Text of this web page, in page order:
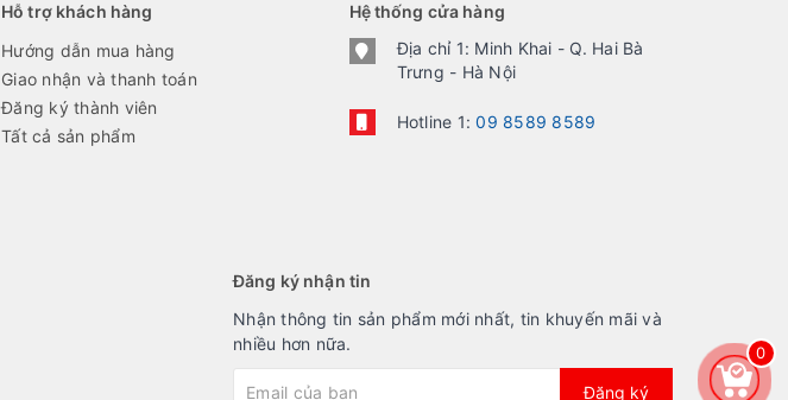
Hỗ trợ khách hàng
Hướng dẫn mua hàng
Giao nhận và thanh toán
Đăng ký thành viên
Tất cả sản phẩm
Hệ thống cửa hàng
Địa chỉ 1: Minh Khai - Q. Hai Bà
Trưng - Hà Nội
Hotline 1:09 8589 8589
Đăng ký nhận tin
Nhận thông tin sản phẩm mới nhất, tin khuyến mãi và
nhiều hơn nữa.
Đăng ký
0